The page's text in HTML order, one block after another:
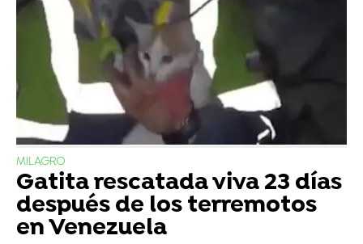
MILAGRO
Gatita rescatada viva 23 días
después de los terremotos
en Venezuela